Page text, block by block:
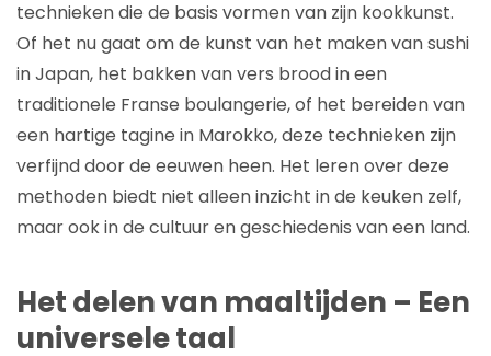
technieken die de basis vormen van zijn kookkunst.
Of het nu gaat om de kunst van het maken van sushi
in Japan, het bakken van vers brood in een
traditionele Franse boulangerie, of het bereiden van
een hartige tagine in Marokko, deze technieken zijn
verfijnd door de eeuwen heen. Het leren over deze
methoden biedt niet alleen inzicht in de keuken zelf,
maar ook in de cultuur en geschiedenis van een land.
Het delen van maaltijden – Een
universele taal